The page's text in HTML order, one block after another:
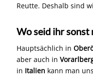
Reutte. Deshalb sind
Wo seid ihr sonst
Hauptsächlich in
aber auch in
in Italien kann man